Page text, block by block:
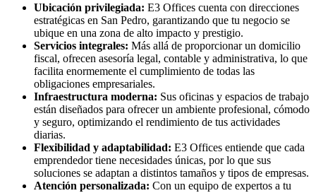
Ubicación privilegiada: E3 Offices cuenta con direcciones
estratégicas en San Pedro, garantizando que tu negocio se
ubique en una zona de alto impacto y prestigio.
Servicios integrales: Más allá de proporcionar un domicilio
fiscal, ofrecen asesoría legal, contable y administrativa, lo que
facilita enormemente el cumplimiento de todas las
obligaciones empresariales.
Infraestructura moderna: Sus oficinas y espacios de trabajo
están diseñados para ofrecer un ambiente profesional, cómodo
y seguro, optimizando el rendimiento de tus actividades
diarias.
Flexibilidad y adaptabilidad: E3 Offices entiende que cada
emprendedor tiene necesidades únicas, por lo que sus
soluciones se adaptan a distintos tamaños y tipos de empresas.
Atención personalizada: Con un equipo de expertos a tu